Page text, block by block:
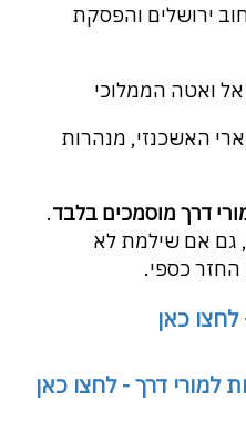
אל רחוב ירושלים והפסקת
הארי האשכנזי, מנהרות
דרך מוסמכים בלבד.
גם אם שילמת לא
כספי.
למורי דרך - לחצו כאן